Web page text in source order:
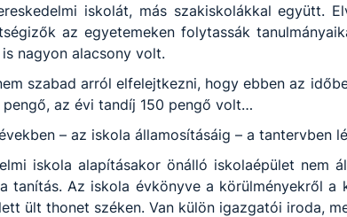
iskolát, más szakiskolákkal együtt.
az egyetemeken folytassák
nagyon alacsony volt.
szabad arról elfelejtkezni, hogy ebben az
az évi tandíj 150 pengő volt…
– az iskola államosításáig – a tantervben
iskola alapításakor önálló iskolaépület nem
tanítás. Az iskola évkönyve a körülményekről a
ült thonet széken. Van külön igazgatói iroda,